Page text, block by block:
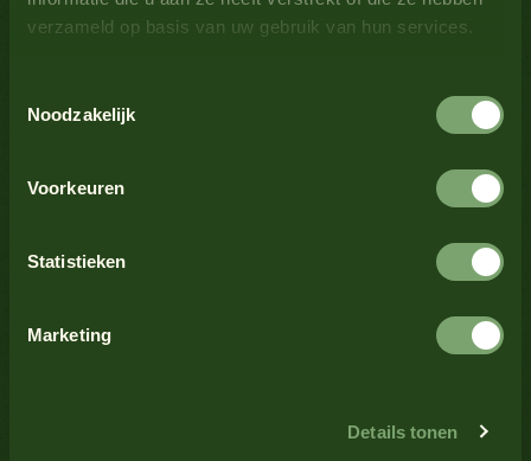
verzameld op basis van uw gebruik van hun services.
Noodzakelijk
Voorkeuren
Statistieken
Marketing
Details tonen
Tendenz
Oliehoorn Pommes Frites Sauce
Senf
Nüsse Nein
Krustentiere Nein
Sellerie Nein
Nein
Alle Produkte anzeigen
Alle Produkte anzeigen